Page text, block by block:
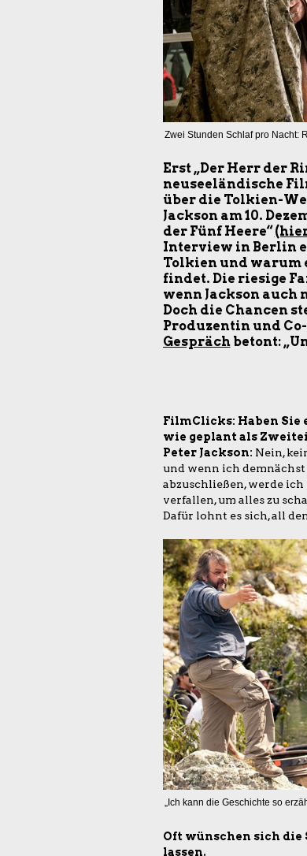
Zwei Stunden Schlaf pro Nacht:
Erst „Der Herr der
neuseeländische
über die Tolkien-
Jackson am 10.
der Fünf Heere“
Interview in Berlin
Tolkien und warum
findet. Die riesige
wenn Jackson auch
Doch die Chancen
Produzentin und
Gesprächbetont:
FilmClicks: Haben Sie
wie geplant als
Peter Jackson: Nein,
und wenn ich
abzuschließen, werde
verfallen, um alles zu
Dafür lohnt es sich, all
„Ich kann die Geschichte so
Oft wünschen sich die
lassen.